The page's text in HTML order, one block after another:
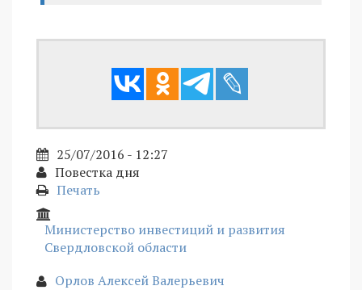
25/07/2016 - 12:27
Повестка дня
Печать
Министерство инвестиций и развития
Свердловской области
Орлов Алексей Валерьевич